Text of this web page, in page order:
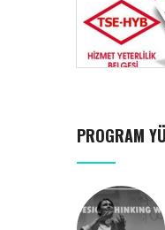
PROGRAM